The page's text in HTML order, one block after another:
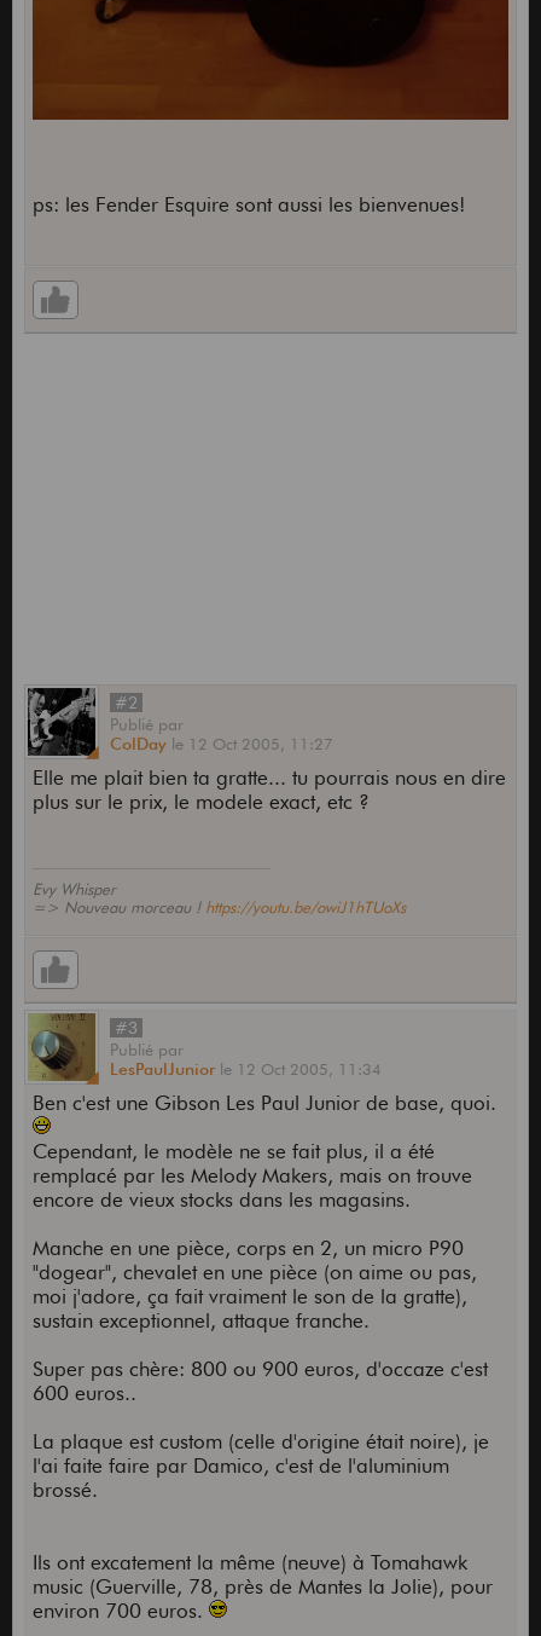
ps: les Fender Esquire sont aussi les bienvenues!
#2
Publié par
ColDay le 12 Oct 2005, 11:27
Elle me plait bien ta gratte... tu pourrais nous en dire
plus sur le prix, le modele exact, etc ?
Evy Whisper
=> Nouveau morceau ! https://youtu.be/owiJ1hTUoXs
#3
Publié par
LesPaulJunior le 12 Oct 2005, 11:34
Ben c'est une Gibson Les Paul Junior de base, quoi.
Cependant, le modèle ne se fait plus, il a été
remplacé par les Melody Makers, mais on trouve
encore de vieux stocks dans les magasins.
Manche en une pièce, corps en 2, un micro P90
"dogear", chevalet en une pièce (on aime ou pas,
moi j'adore, ça fait vraiment le son de la gratte),
sustain exceptionnel, attaque franche.
Super pas chère: 800 ou 900 euros, d'occaze c'est
600 euros..
La plaque est custom (celle d'origine était noire), je
l'ai faite faire par Damico, c'est de l'aluminium
brossé.
Ils ont excatement la même (neuve) à Tomahawk
music (Guerville, 78, près de Mantes la Jolie), pour
environ 700 euros.